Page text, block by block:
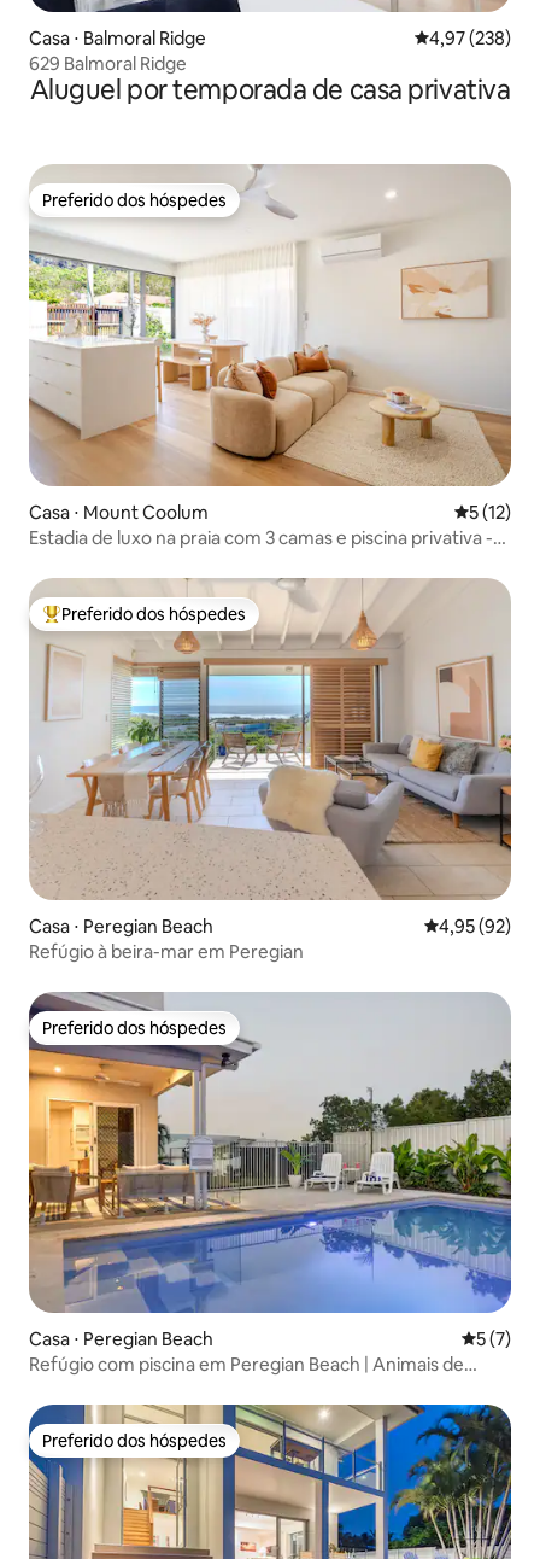
Casa ⋅ Balmoral Ridge 4,97 de uma
4,97 (238)
629 Balmoral Ridge
Aluguel por temporada de casa privativa
Preferido dos hóspedes
Preferido dos hóspedes
Casa ⋅ Mount Coolum 5 de uma
5 (12)
Estadia de luxo na praia com 3 camas e piscina privativa -
Entre os melhores preferidos dos hóspedes
Preferido dos hóspedes
Casa ⋅ Peregian Beach 4,95 de uma
4,95 (92)
Refúgio à beira-mar em Peregian
Preferido dos hóspedes
Preferido dos hóspedes
Casa ⋅ Peregian Beach 5 de
5 (7)
Refúgio com piscina em Peregian Beach | Animais de
Preferido dos hóspedes
Preferido dos hóspedes